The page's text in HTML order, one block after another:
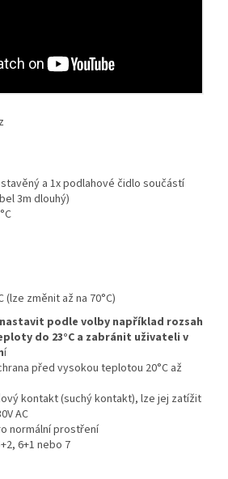
a 1x podlahové čidlo součástí
3m dlouhý)
(lze změnit až na 70°C)
nastavit podle volby například rozsah
do 23°C a zabránit uživateli v
í
před vysokou teplotou 20°C až
kontakt (suchý kontakt), lze jej zatížit
AC
normální prostření
6+1 nebo 7